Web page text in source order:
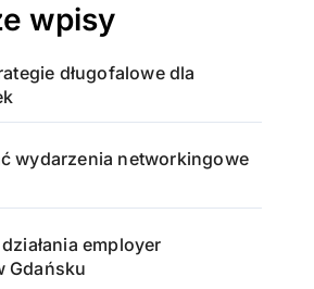
wpisy
długofalowe dla
wydarzenia networkingowe
employer
Gdańsku